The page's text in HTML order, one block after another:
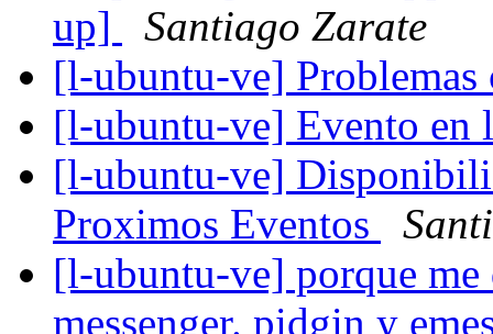
up]
Santiago Zarate
[l-ubuntu-ve]
[l-ubuntu-ve] Evento en
[l-ubuntu-ve]
Proximos Eventos
[l-ubuntu-ve] porque
messenger. pidgin y